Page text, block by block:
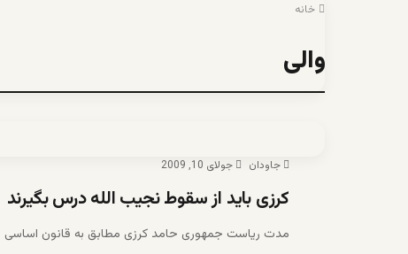
خانه
والی
جاودان جولای 10, 2009
کرزی باید از سقوط نجیب الله درس بگیرند
مدت ریاست جمهوری حامد کرزی مطابق به قانون اساسی